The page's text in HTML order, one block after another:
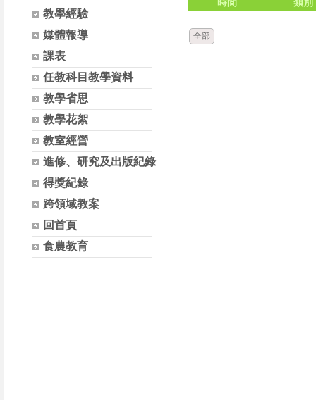
教學經驗
媒體報導
課表
任教科目教學資料
教學省思
教學花絮
教室經營
進修、研究及出版紀錄
得獎紀錄
跨領域教案
回首頁
食農教育
全部